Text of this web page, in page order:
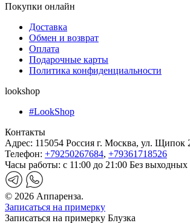
Покупки онлайн
Доставка
Обмен и возврат
Оплата
Подарочные карты
Политика конфиденциальности
lookshop
#LookShop
Контакты
Адрес: 115054 Россия г. Москва, ул. Щипок
Телефон: +79250267684, +79361718526
Часы работы: с 11:00 до 21:00 Без выходных
© 2026 Аппаренза.
Записаться на примерку
Записаться на примерку Блузка